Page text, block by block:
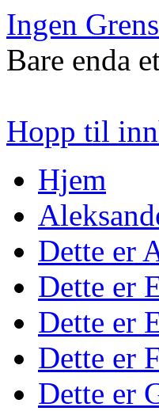
Ingen
Bare enda
Hopp til
Hjem
Dette er
Dette er
Dette er
Dette er
Dette er